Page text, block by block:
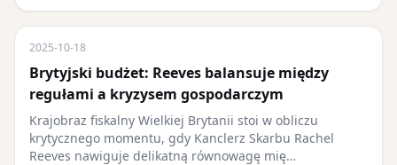
2025-10-18
Brytyjski budżet: Reeves balansuje między
regułami a kryzysem gospodarczym
Krajobraz fiskalny Wielkiej Brytanii stoi w obliczu
krytycznego momentu, gdy Kanclerz Skarbu Rachel
Reeves nawiguje delikatną równowagę mię…